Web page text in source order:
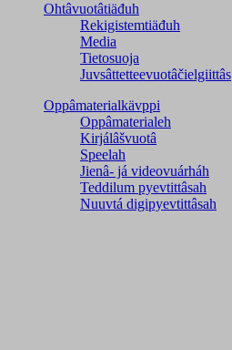
Ohtâvuotâtiäđuh
Rekigistemtiäđuh
Media
Tietosuoja
Juvsâttetteevuotâčielgiittâs
Oppâmaterialkävppi
Oppâmaterialeh
Kirjálâšvuotâ
Speelah
Jienâ- já videovuárháh
Teddilum pyevtittâsah
Nuuvtá digipyevtittâsah